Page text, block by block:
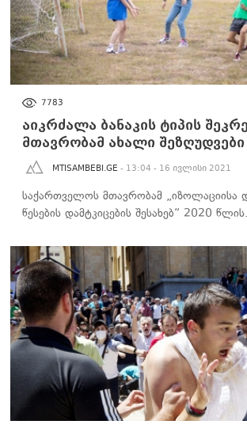
7783
აიკრძალა ბანაკის ტიპის
მთავრობამ ახალი შეზღუდვები
MTISAMBEBI.GE - 13:04 - 16 ივლისი 2021
საქართველოს მთავრობამ „იზოლაციისა
წესების დამტკიცების შესახებ“ 2020